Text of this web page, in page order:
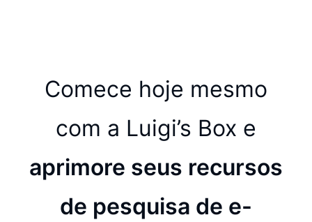
Comece hoje mesmo
com a Luigi’s Box e
aprimore seus recursos
de pesquisa de e-